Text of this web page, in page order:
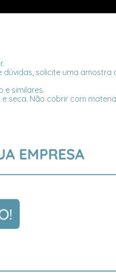
solicite uma amostra
similares.
seca. Não cobrir com